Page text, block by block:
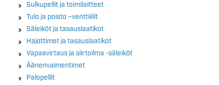
Sulkupellit ja toimilaitteet
Tulo ja poisto –venttiiilit
Säleiköt ja tasauslaatikot
Hajottimet ja tasauslaatikot
Vapaavirtaus ja siirtoilma -säleiköt
Äänenvaimentimet
Palopellit